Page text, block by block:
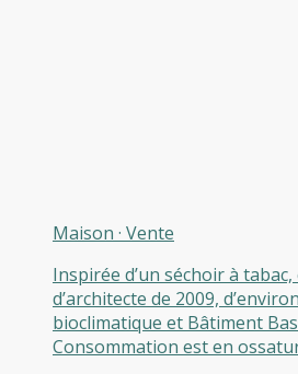
Maison · Vente
Inspirée d’un séchoir à
d’architecte de 2009,
bioclimatique et Bâtiment
Consommation est en